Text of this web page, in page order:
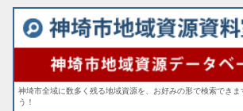
神埼市全域に数多く残る地域資源を、お好みの形で検索できま
う！